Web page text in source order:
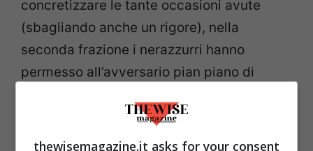
concretizzare le tante occasioni avute
(sbagliando anche un rigore), nella
seconda frazione i nerazzurri hanno
permesso all’avversario pian piano di
pareggio e, nel finale, addirittura il gol
vittoria. Quando i ritmi calano, l’Atalanta
thewisemagazine.it asks for your consent